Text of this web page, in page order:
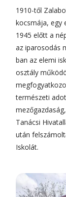
1910-től
kocsmája, egy
1945 előtt a
az iparosodás
ban az elemi
osztály
természeti
Tanácsi
után
Iskolát.